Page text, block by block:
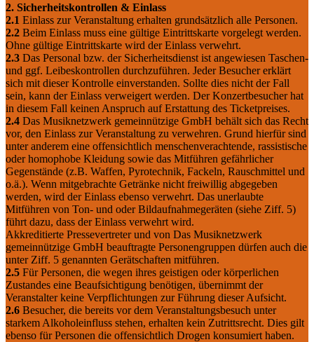
2. Sicherheitskontrollen & Einlass
2.1 Einlass zur Veranstaltung erhalten grundsätzlich alle Personen.
2.2 Beim Einlass muss eine gültige Eintrittskarte vorgelegt werden.
Ohne gültige Eintrittskarte wird der Einlass verwehrt.
2.3 Das Personal bzw. der Sicherheitsdienst ist angewiesen Taschen-
und ggf. Leibeskontrollen durchzuführen. Jeder Besucher erklärt
sich mit dieser Kontrolle einverstanden. Sollte dies nicht der Fall
sein, kann der Einlass verweigert werden. Der Konzertbesucher hat
in diesem Fall keinen Anspruch auf Erstattung des Ticketpreises.
2.4 Das Musiknetzwerk gemeinnützige GmbH behält sich das Recht
vor, den Einlass zur Veranstaltung zu verwehren. Grund hierfür sind
unter anderem eine offensichtlich menschenverachtende, rassistische
oder homophobe Kleidung sowie das Mitführen gefährlicher
Gegenstände (z.B. Waffen, Pyrotechnik, Fackeln, Rauschmittel und
o.ä.). Wenn mitgebrachte Getränke nicht freiwillig abgegeben
werden, wird der Einlass ebenso verwehrt. Das unerlaubte
Mitführen von Ton- und oder Bildaufnahmegeräten (siehe Ziff. 5)
führt dazu, dass der Einlass verwehrt wird.
Akkreditierte Pressevertreter und von Das Musiknetzwerk
gemeinnützige GmbH beauftragte Personengruppen dürfen auch die
unter Ziff. 5 genannten Gerätschaften mitführen.
2.5 Für Personen, die wegen ihres geistigen oder körperlichen
Zustandes eine Beaufsichtigung benötigen, übernimmt der
Veranstalter keine Verpflichtungen zur Führung dieser Aufsicht.
2.6 Besucher, die bereits vor dem Veranstaltungsbesuch unter
starkem Alkoholeinfluss stehen, erhalten kein Zutrittsrecht. Dies gilt
ebenso für Personen die offensichtlich Drogen konsumiert haben.